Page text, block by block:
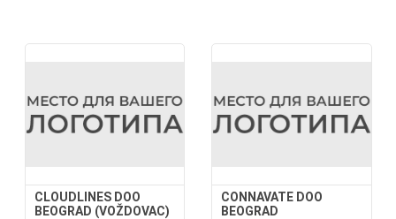
CLOUDLINES DOO
BEOGRAD (VOŽDOVAC)
CONNAVATE DOO
BEOGRAD